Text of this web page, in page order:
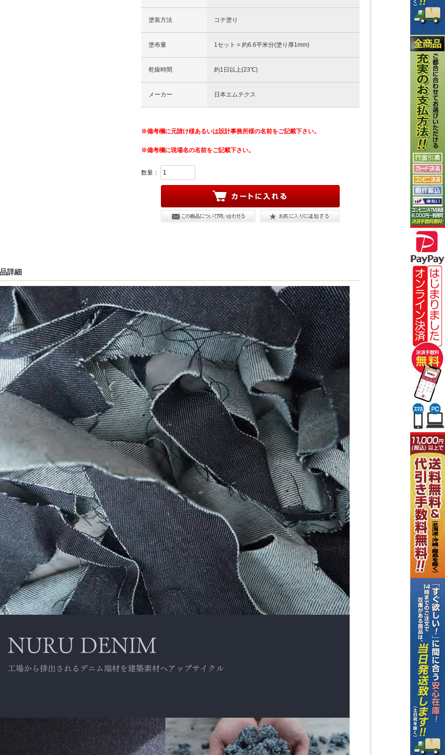
塗装方法 コテ塗り
塗布量 1セット = 約6.6平米分(塗り厚1mm)
乾燥時間 約1日以上(23℃)
メーカー 日本エムテクス
※備考欄に元請け様あるいは設計事務所様の名前をご記載下さい。
※備考欄に現場名の名前をご記載下さい。
数量：
詳細